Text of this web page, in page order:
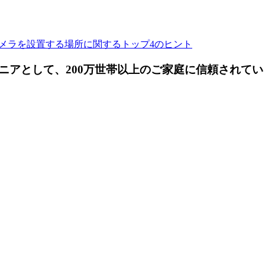
ラを設置する場所に関するトップ4のヒント
アとして、200万世帯以上のご家庭に信頼されて